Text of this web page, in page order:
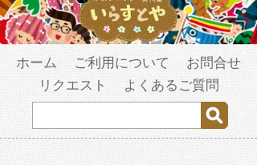
ホーム ご利用について
お問合せ
リクエスト
よくあるご質問